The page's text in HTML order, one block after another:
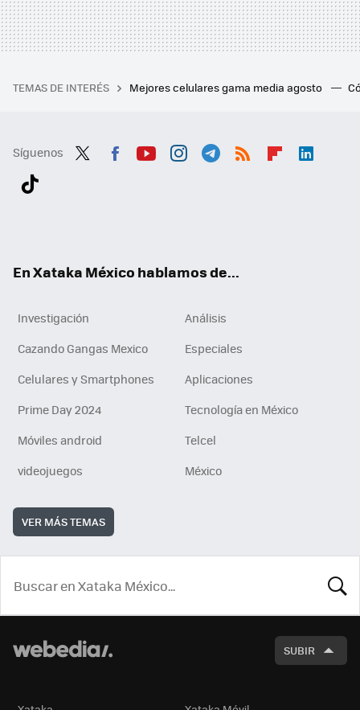
TEMAS DE INTERÉS Mejores celulares gama media agosto
Síguenos
En Xataka México hablamos de...
Investigación
Análisis
Cazando Gangas Mexico
Especiales
Celulares y Smartphones
Aplicaciones
Prime Day 2024
Tecnología en México
Móviles android
Telcel
videojuegos
México
VER MÁS TEMAS
SUBIR